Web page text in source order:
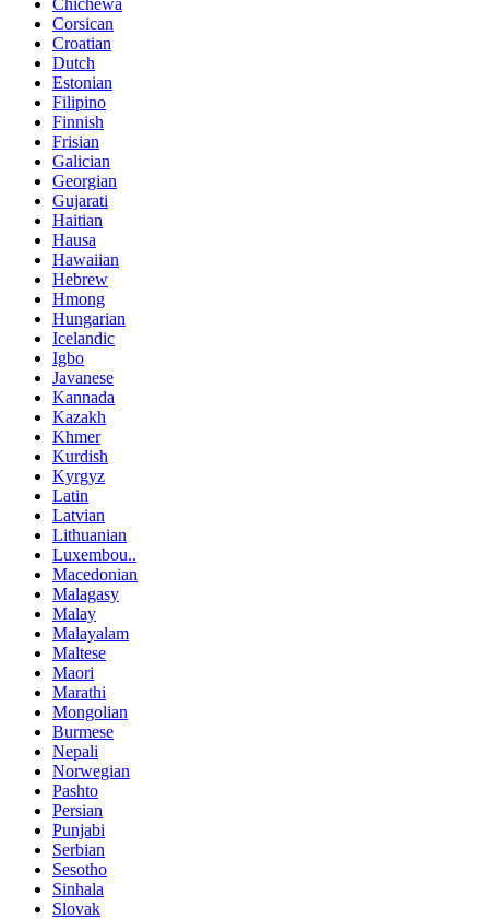
Chichewa
Corsican
Croatian
Dutch
Estonian
Filipino
Finnish
Frisian
Galician
Georgian
Gujarati
Haitian
Hausa
Hawaiian
Hebrew
Hmong
Hungarian
Icelandic
Igbo
Javanese
Kannada
Kazakh
Khmer
Kurdish
Kyrgyz
Latin
Latvian
Lithuanian
Luxembou..
Macedonian
Malagasy
Malay
Malayalam
Maltese
Maori
Marathi
Mongolian
Burmese
Nepali
Norwegian
Pashto
Persian
Punjabi
Serbian
Sesotho
Sinhala
Slovak